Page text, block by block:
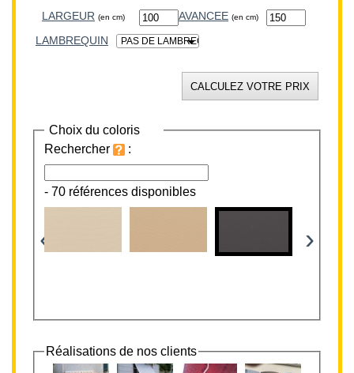
LARGEUR (en cm)
LAMBREQUIN PAS DE LAMBREQUIN
Choix du coloris
Rechercher
:
- 70 références disponibles
‹ ›
Réalisations de nos clients